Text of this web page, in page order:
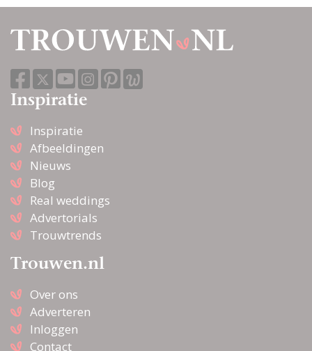
Inspiratie
Inspiratie
Afbeeldingen
Nieuws
Blog
Real weddings
Advertorials
Trouwtrends
Trouwen.nl
Over ons
Adverteren
Inloggen
Contact